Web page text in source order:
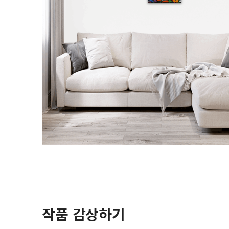
작품 감상하기